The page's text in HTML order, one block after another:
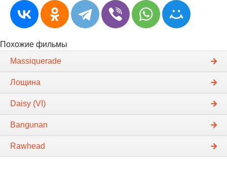
Похожие фильмы
Massiquerade
Лощина
Daisy (VI)
Bangunan
Rawhead